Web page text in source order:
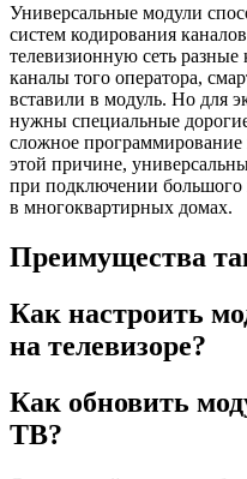
Универсальные модули
систем кодирования
телевизионную сеть
каналы того оператора,
вставили в модуль. Но для
нужны специальные
сложное
этой причине,
при подключении большого
в многоквартирных домах.
Преимущества
Как настроить
на телевизоре?
Как обновить
ТВ?